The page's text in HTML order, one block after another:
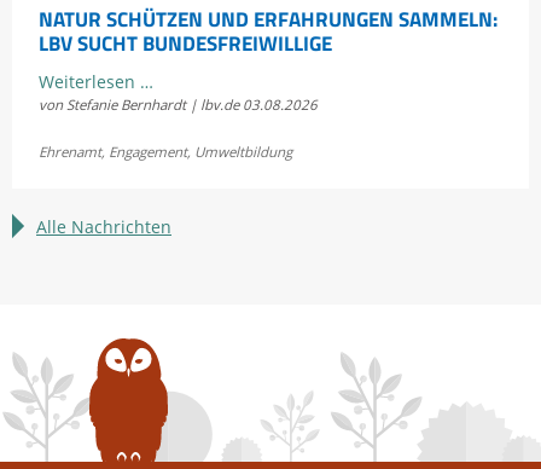
NATUR SCHÜTZEN UND ERFAHRUNGEN SAMMELN:
LBV SUCHT BUNDESFREIWILLIGE
Weiterlesen …Natur
schützen
Erfahrungen
LBV
von Stefanie Bernhardt | lbv.de 03.08.2026
Ehrenamt, Engagement, Umweltbildung
Alle Nachrichten